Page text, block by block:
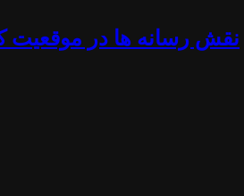
نقش رسانه ها در موقعیت